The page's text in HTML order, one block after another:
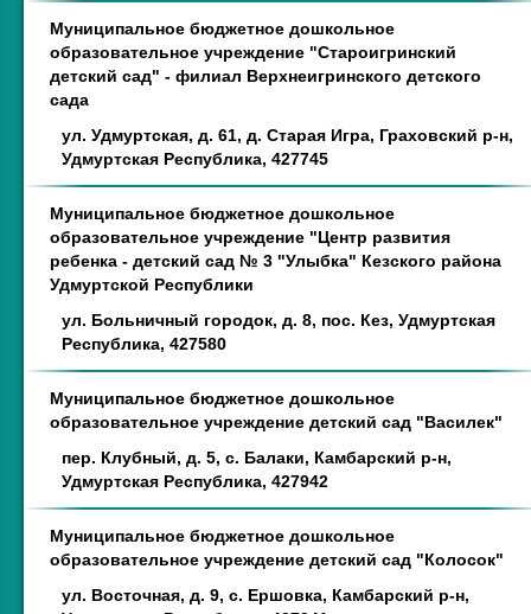
Муниципальное бюджетное дошкольное
образовательное учреждение "Староигринский
детский сад" - филиал Верхнеигринского детского
сада
ул. Удмуртская, д. 61, д. Старая Игра, Граховский р-н,
Удмуртская Республика, 427745
Муниципальное бюджетное дошкольное
образовательное учреждение "Центр развития
ребенка - детский сад № 3 "Улыбка" Кезского района
Удмуртской Республики
ул. Больничный городок, д. 8, пос. Кез, Удмуртская
Республика, 427580
Муниципальное бюджетное дошкольное
образовательное учреждение детский сад "Василек"
пер. Клубный, д. 5, с. Балаки, Камбарский р-н,
Удмуртская Республика, 427942
Муниципальное бюджетное дошкольное
образовательное учреждение детский сад "Колосок"
ул. Восточная, д. 9, с. Ершовка, Камбарский р-н,